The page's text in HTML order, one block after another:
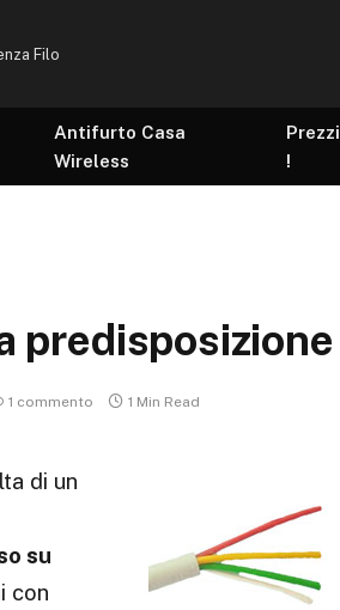
Filo
Antifurto Casa
Wireless
Prezzi
!
predisposizione
1 commento 1 Min Read
di un
su
con